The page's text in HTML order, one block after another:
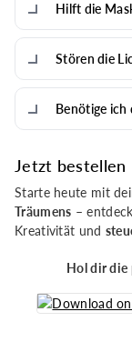
Hilft die
Stören die
Benötige ich
Jetzt bestellen
Starte heute mit
Träumens –
Kreativität und
Hol dir die